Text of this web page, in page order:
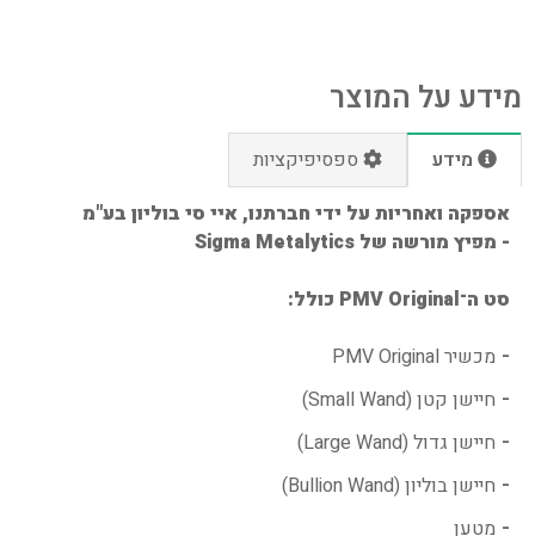
מידע על המוצר
מידע
ספסיפיקציות
אספקה ואחריות על ידי חברתנו, איי סי בוליון בע"מ
- מפיץ מורשה של Sigma Metalytics
סט ה־PMV Original כולל:
מכשיר PMV Original
חיישן קטן (Small Wand)
חיישן גדול (Large Wand)
חיישן בוליון (Bullion Wand)
מטען